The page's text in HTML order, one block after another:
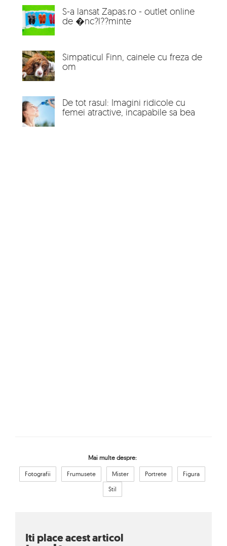
S-a lansat Zapas.ro - outlet online
de �nc?l??minte
Simpaticul Finn, cainele cu freza de
om
De tot rasul: Imagini ridicole cu
femei atractive, incapabile sa bea
Mai multe despre:
Fotografii Frumusete Mister Portrete
Figura
Stil
Iti place acest articol